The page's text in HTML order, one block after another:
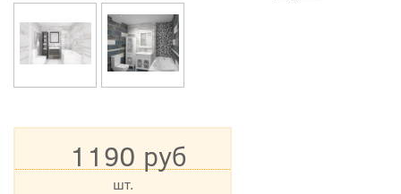
1190 руб
шт.